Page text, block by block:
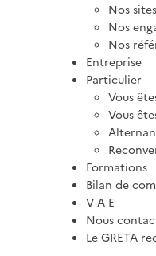
Nos
Nos
Nos
Entreprise
Particulier
Vous
Vous
Formations
Bilan de
V A E
Nous
Le GRETA